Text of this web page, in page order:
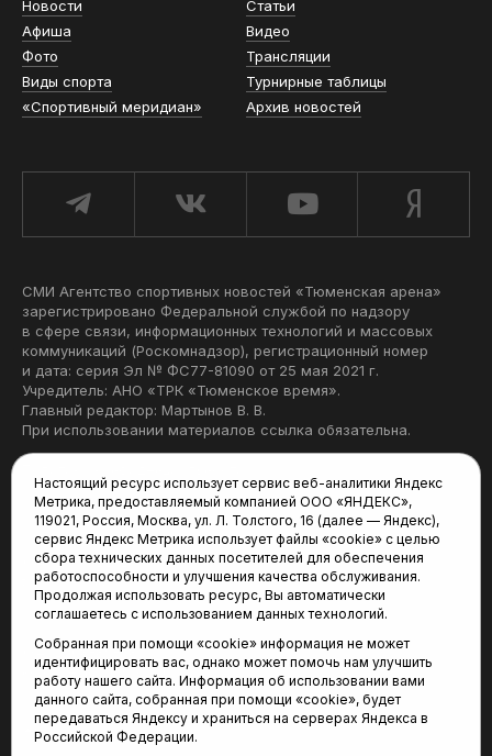
Новости
Статьи
Афиша
Видео
Фото
Трансляции
Виды спорта
Турнирные таблицы
«Спортивный меридиан»
Архив новостей
СМИ Агентство спортивных новостей «Тюменская арена»
зарегистрировано Федеральной службой по надзору
в сфере связи, информационных технологий и массовых
коммуникаций (Роскомнадзор), регистрационный номер
и дата: серия Эл № ФС77-81090 от 25 мая 2021 г.
Учредитель: АНО «ТРК «Тюменское время».
Главный редактор: Мартынов В. В.
При использовании материалов ссылка обязательна.
Редакция:
625035, Тюмень, пр. Геологоразведчиков, 28А
(3452) 68-22-28
tum-arena@mail.ru
Отдел продаж:
(3452) 68-89-78
kotovaev@sibinformburo.ru
Настоящий ресурс использует сервис веб-аналитики Яндекс
Метрика, предоставляемый компанией ООО «ЯНДЕКС»,
119021, Россия, Москва, ул. Л. Толстого, 16 (далее — Яндекс),
сервис Яндекс Метрика использует файлы «cookie» с целью
сбора технических данных посетителей для обеспечения
работоспособности и улучшения качества обслуживания.
Продолжая использовать ресурс, Вы автоматически
соглашаетесь с использованием данных технологий.
Собранная при помощи «cookie» информация не может
идентифицировать вас, однако может помочь нам улучшить
работу нашего сайта. Информация об использовании вами
данного сайта, собранная при помощи «cookie», будет
передаваться Яндексу и храниться на серверах Яндекса в
Российской Федерации.